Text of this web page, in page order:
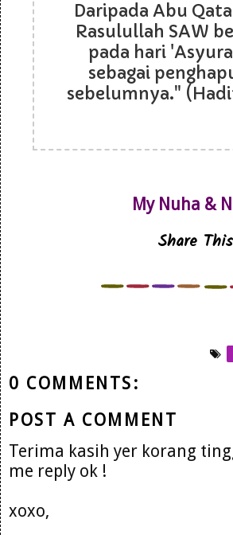
Daripada Abu
Rasulullah SAW
pada hari
sebagai
sebelumnya."
My Nuha &
Share
0 COMMENTS:
POST A COMMENT
Terima kasih yer korang
me reply ok !
xoxo,